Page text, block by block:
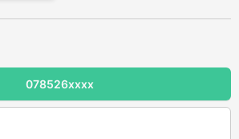
078526xxxx